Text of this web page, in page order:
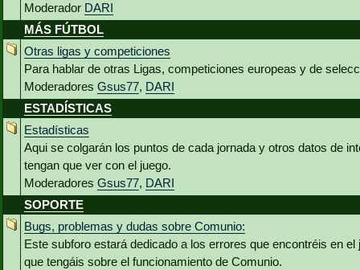
Moderador DARI
MÁS FÚTBOL
Otras ligas y competiciones
Para hablar de otras Ligas, competiciones europeas y de
Moderadores Gsus77, DARI
ESTADÍSTICAS
Estadísticas
Aqui se colgarán los puntos de cada jornada y otros datos de
tengan que ver con el juego.
Moderadores Gsus77, DARI
SOPORTE
Bugs, problemas y dudas sobre Comunio:
Este subforo estará dedicado a los errores que encontréis en el
que tengáis sobre el funcionamiento de Comunio.